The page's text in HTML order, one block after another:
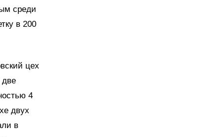
среди
в 200
цех
две
4
двух
в